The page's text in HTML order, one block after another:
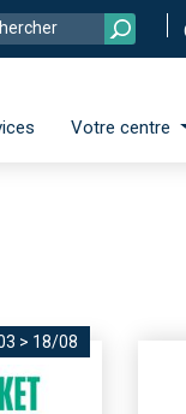
Votre centre
> 18/08